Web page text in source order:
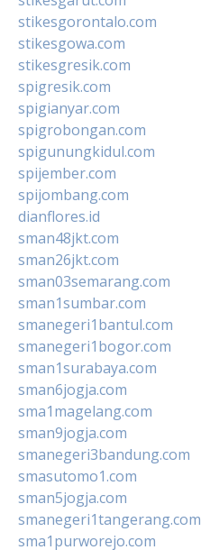
stikesgorontalo.com
stikesgowa.com
stikesgresik.com
spigresik.com
spigianyar.com
spigrobongan.com
spigunungkidul.com
spijember.com
spijombang.com
dianflores.id
sman48jkt.com
sman26jkt.com
sman03semarang.com
sman1sumbar.com
smanegeri1bantul.com
smanegeri1bogor.com
sman1surabaya.com
sman6jogja.com
sma1magelang.com
sman9jogja.com
smanegeri3bandung.com
smasutomo1.com
sman5jogja.com
smanegeri1tangerang.com
sma1purworejo.com